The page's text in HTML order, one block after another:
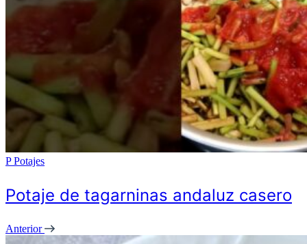
P Potajes
Potaje de tagarninas andaluz casero
Anterior